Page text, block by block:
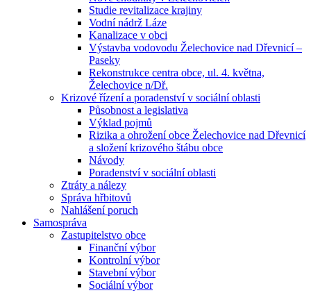
Studie revitalizace krajiny
Vodní nádrž Láze
Kanalizace v obci
Výstavba vodovodu Želechovice nad Dřevnicí –
Paseky
Rekonstrukce centra obce, ul. 4. května,
Želechovice n/Dř.
Krizové řízení a poradenství v sociální oblasti
Působnost a legislativa
Výklad pojmů
Rizika a ohrožení obce Želechovice nad Dřevnicí
a složení krizového štábu obce
Návody
Poradenství v sociální oblasti
Ztráty a nálezy
Správa hřbitovů
Nahlášení poruch
Samospráva
Zastupitelstvo obce
Finanční výbor
Kontrolní výbor
Stavební výbor
Sociální výbor